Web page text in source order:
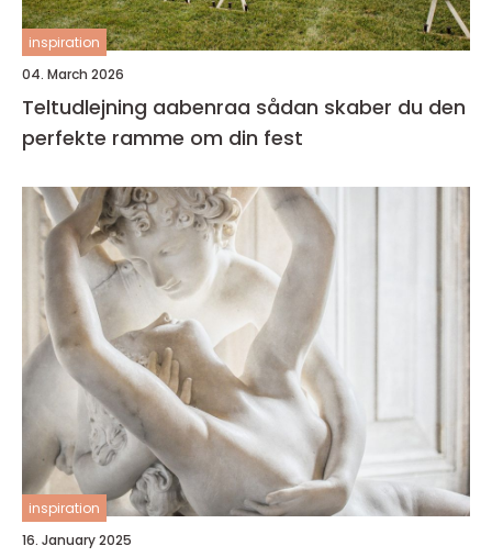
inspiration
04. March 2026
Teltudlejning aabenraa sådan skaber du den
perfekte ramme om din fest
inspiration
16. January 2025